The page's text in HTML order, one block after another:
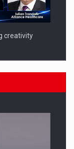
creativity